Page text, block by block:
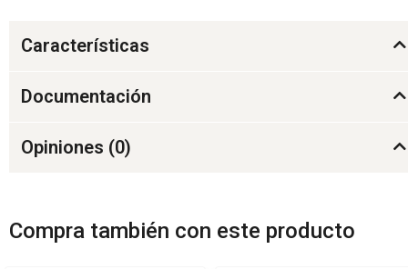
Características
Documentación
Opiniones (0)
Compra también con este producto